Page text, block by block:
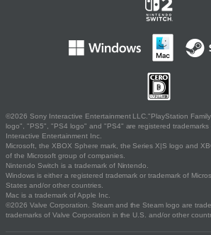
©2026 Sony Interactive Entertainment LLC."PlayStation
logo", "PS5", "PS4 logo" and "PS4" are registered trademarks
Interactive Entertainment Inc.
Microsoft, the XBOX Sphere mark, the Series X|S logo and
of the Microsoft group of companies.
Nintendo Switch is a trademark of Nintendo.
Windows is either a registered trademark or trademark of
States and/or other countries.
Mac is a trademark of Apple Inc.
©2026 Valve Corporation. Steam and the Steam logo are
trademarks of Valve Corporation in the U.S. and/or other